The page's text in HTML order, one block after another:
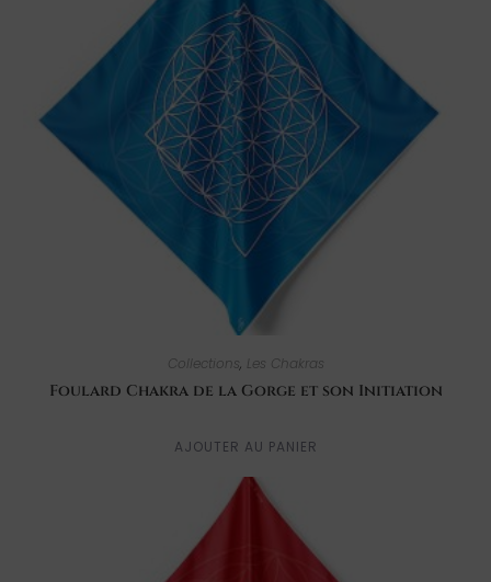
Collections, Les Chakras
Foulard Chakra de la Gorge et son Initiation
AJOUTER AU PANIER